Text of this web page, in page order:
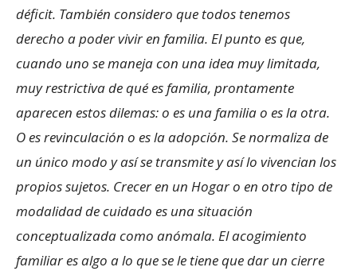
déficit. También considero que todos tenemos
derecho a poder vivir en familia. El punto es que,
cuando uno se maneja con una idea muy limitada,
muy restrictiva de qué es familia, prontamente
aparecen estos dilemas: o es una familia o es la otra.
O es revinculación o es la adopción. Se normaliza de
un único modo y así se transmite y así lo vivencian los
propios sujetos. Crecer en un Hogar o en otro tipo de
modalidad de cuidado es una situación
conceptualizada como anómala. El acogimiento
familiar es algo a lo que se le tiene que dar un cierre